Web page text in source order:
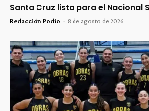
Santa Cruz lista para el Nacional
Redacción Podio - 8 de agosto de 2026